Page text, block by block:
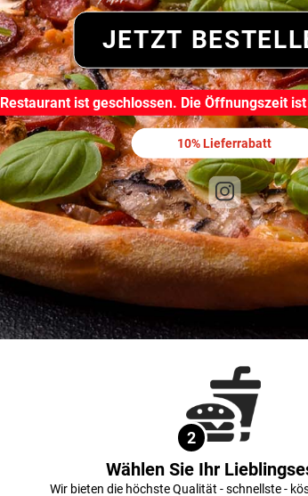
JETZT
Restaurant ist geschlossen. Die Öffnungszeit
10% Lieferrabatt
2
Wählen Sie Ihr
Wir bieten die höchste Qualität - schnellste -